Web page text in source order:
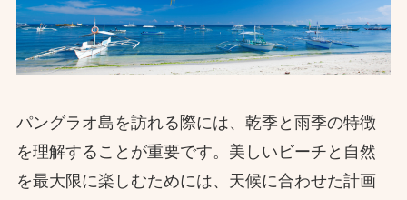
パングラオ島を訪れる際には、乾季と雨季の特徴
を理解することが重要です。美しいビーチと自然
を最大限に楽しむためには、天候に合わせた計画